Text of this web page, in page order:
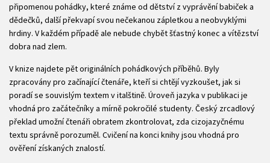
připomenou pohádky, které známe od dětství z vyprávění babiček a
dědečků, další překvapí svou nečekanou zápletkou a neobvyklými
hrdiny. V každém případě ale nebude chybět šťastný konec a vítězství
dobra nad zlem.
V knize najdete pět originálních pohádkových příběhů. Byly
zpracovány pro začínající čtenáře, kteří si chtějí vyzkoušet, jak si
poradí se souvislým textem v italštině. Úroveň jazyka v publikaci je
vhodná pro začátečníky a mírně pokročilé studenty. Český zrcadlový
překlad umožní čtenáři obratem zkontrolovat, zda cizojazyčnému
textu správně porozuměl. Cvičení na konci knihy jsou vhodná pro
ověření získaných znalostí.